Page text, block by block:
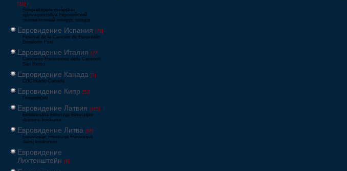
[21]
Söngvakeppni evrópskra
sjónvarpsstöðva Европейский
телевизионный конкурс певцов
Евровидение Испания [79]
Festival de la Canción de Eurovisión
Benidorm Fest
Евровидение Италия [27]
Concorso Eurovisione della Canzone
San Remo
Евровидение Канада [3]
CBC/Radio-Canada
Евровидение Кипр [52]
Γιουροβίζιον
Евровидение Латвия [125]
Eirodziesma Eirovīzija Eirovīzijas
dziesmu konkurss
Евровидение Литва [65]
Eurovizijoje Eurovizija Eurovizijos
dainų konkursas
Евровидение
Лихтенштейн [6]